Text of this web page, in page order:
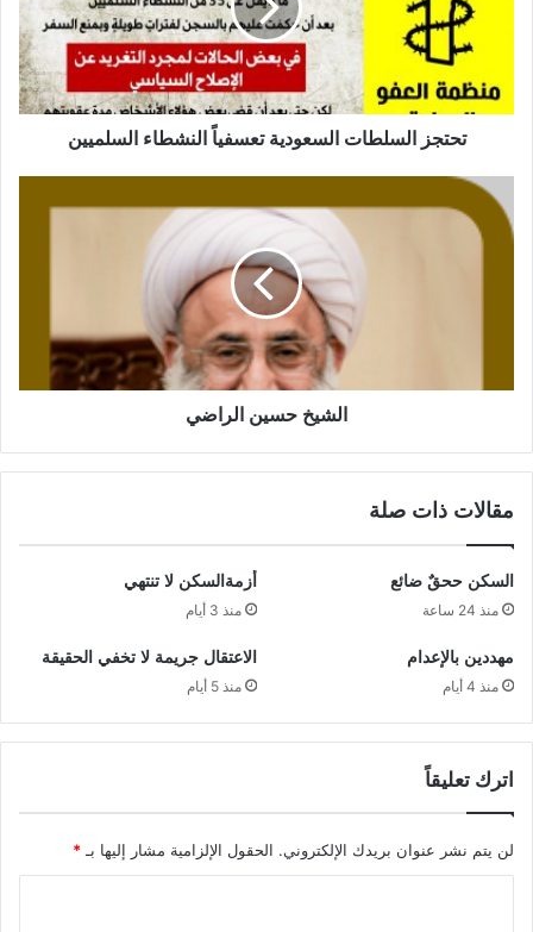
تحتجز السلطات السعودية تعسفياً النشطاء السلميين
الشيخ حسين الراضي
مقالات ذات صلة
السكن ححقٌ ضائع
منذ 24 ساعة
أزمةالسكن لا تنتهي
منذ 3 أيام
مهددين بالإعدام
منذ 4 أيام
الاعتقال جريمة لا تخفي الحقيقة
منذ 5 أيام
اترك تعليقاً
لن يتم نشر عنوان بريدك الإلكتروني. الحقول الإلزامية مشار إليها بـ *